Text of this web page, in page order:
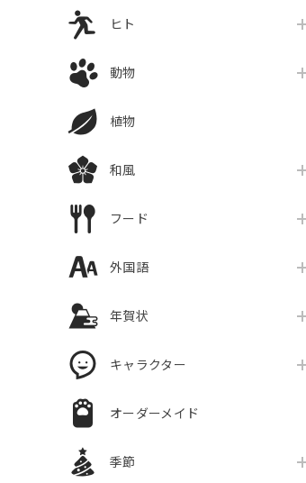
ヒト
動物
植物
和風
フード
外国語
年賀状
キャラクター
オーダーメイド
季節